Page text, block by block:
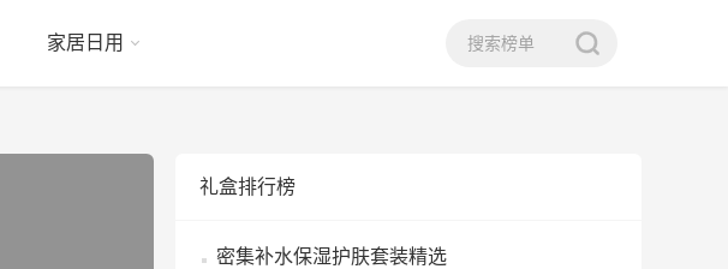
家居日用
礼盒排行榜
密集补水保湿护肤套装精选